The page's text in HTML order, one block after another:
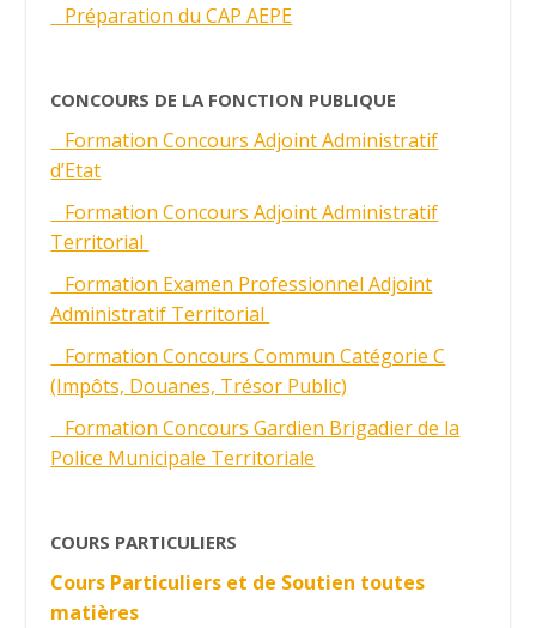
Préparation du CAP AEPE
CONCOURS DE LA FONCTION PUBLIQUE
Formation Concours Adjoint Administratif
d’Etat
Formation Concours Adjoint Administratif
Territorial
Formation Examen Professionnel Adjoint
Administratif Territorial
Formation Concours Commun Catégorie C
(Impôts, Douanes, Trésor Public)
Formation Concours Gardien Brigadier de la
Police Municipale Territoriale
COURS PARTICULIERS
Cours Particuliers et de Soutien toutes
matières